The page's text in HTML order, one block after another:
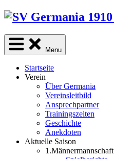
Skip
content
Menu
Startseite
Verein
Über Germania
Vereinsleitbild
Ansprechpartner
Trainingszeiten
Geschichte
Anekdoten
Aktuelle Saison
1.Männermannschaft